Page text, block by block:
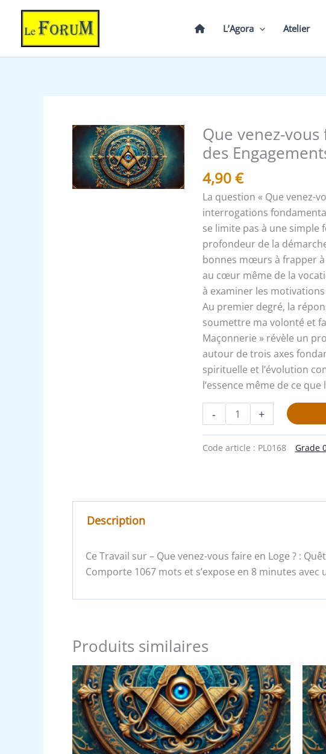
contenu
L’Agora Atelier
Que venez-
des
4,90€
La question « Que venez-
interrogations
se limite pas à une
profondeur de la
bonnes mœurs à frapper
au cœur même de la
à examiner les
Au premier degré, la
soumettre ma volonté et
Maçonnerie » révèle un
autour de trois axes
spirituelle et l’évolution
l’essence même de ce
-
quantité
de
venez-
vous
faire
en
Loge
:
Prendre
des
Engagements
?
+
Code article : PL0168 Grade
Description
Ce Travail sur – Que venez-vous faire en Loge ? :
Comporte 1067 mots et s’expose en 8 minutes avec
Produits similaires